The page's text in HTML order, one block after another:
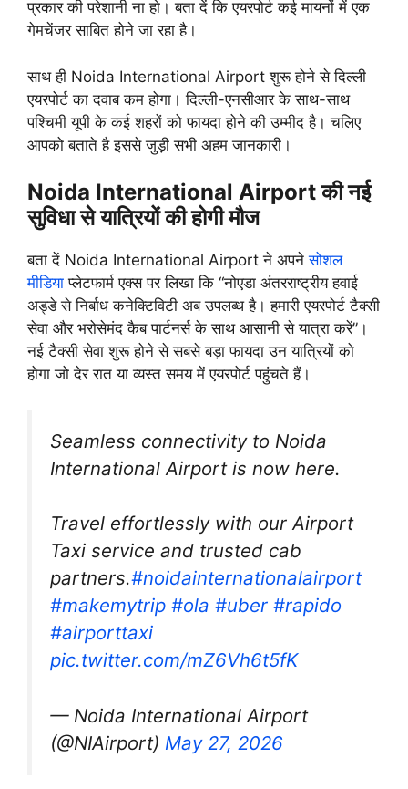
प्रकार की परेशानी ना हो। बता दें कि एयरपोर्ट कई मायनों में एक
गेमचेंजर साबित होने जा रहा है।
साथ ही Noida International Airport शुरू होने से दिल्ली
एयरपोर्ट का दवाब कम होगा। दिल्ली-एनसीआर के साथ-साथ
पश्चिमी यूपी के कई शहरों को फायदा होने की उम्मीद है। चलिए
आपको बताते है इससे जुड़ी सभी अहम जानकारी।
Noida International Airport की नई
सुविधा से यात्रियों की होगी मौज
बता दें Noida International Airport ने अपनेसोशल
मीडिया प्लेटफार्म एक्स पर लिखा कि “नोएडा अंतरराष्ट्रीय हवाई
अड्डे से निर्बाध कनेक्टिविटी अब उपलब्ध है। हमारी एयरपोर्ट टैक्सी
सेवा और भरोसेमंद कैब पार्टनर्स के साथ आसानी से यात्रा करें”।
नई टैक्सी सेवा शुरू होने से सबसे बड़ा फायदा उन यात्रियों को
होगा जो देर रात या व्यस्त समय में एयरपोर्ट पहुंचते हैं।
Seamless connectivity to Noida
International Airport is now here.
Travel effortlessly with our Airport
Taxi service and trusted cab
partners.#noidainternationalairport
#makemytrip #ola #uber #rapido
#airporttaxi
pic.twitter.com/mZ6Vh6t5fK
— Noida International Airport
(@NIAirport) May 27, 2026